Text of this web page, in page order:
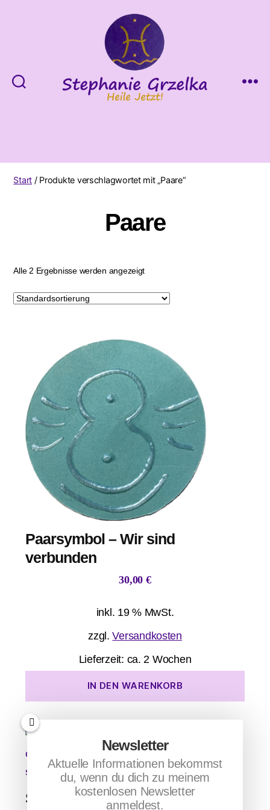
Start / Produkte verschlagwortet mit „Paare“
Paare
Alle 2 Ergebnisse werden angezeigt
Paarsymbol – Wir sind
verbunden
30,00 €
inkl. 19 % MwSt.
zzgl.Versandkosten
Lieferzeit: ca. 2 Wochen
IN DEN WARENKORB
Stabilität und Vertrauen entsteht
Newsletter
Aktuelle Informationen bekommst
du, wenn du dich zu meinem
kostenlosen Newsletter
anmeldest.